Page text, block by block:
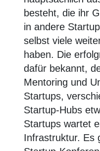
besteht, die ihr
in andere
selbst viele
haben. Die
dafür bekannt,
Mentoring und
Startups,
Startup-Hubs
Startups wartet
Infrastruktur. Es